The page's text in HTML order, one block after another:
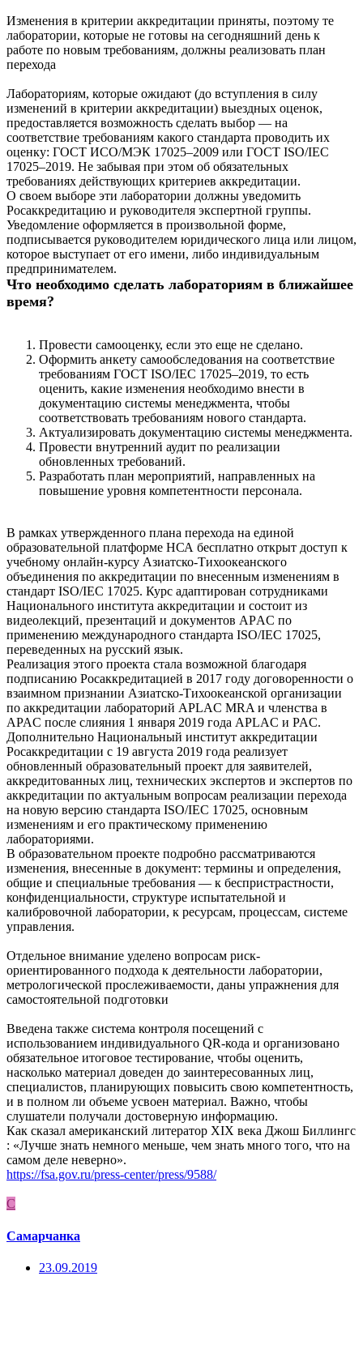
Изменения в критерии аккредитации приняты, поэтому те
лаборатории, которые не готовы на сегодняшний день к
работе по новым требованиям, должны реализовать план
перехода
Лабораториям, которые ожидают (до вступления в силу
изменений в критерии аккредитации) выездных оценок,
предоставляется возможность сделать выбор — на
соответствие требованиям какого стандарта проводить их
оценку: ГОСТ ИСО/МЭК 17025–2009 или ГОСТ ISO/IEC
17025–2019. Не забывая при этом об обязательных
требованиях действующих критериев аккредитации.
О своем выборе эти лаборатории должны уведомить
Росаккредитацию и руководителя экспертной группы.
Уведомление оформляется в произвольной форме,
подписывается руководителем юридического лица или лицом,
которое выступает от его имени, либо индивидуальным
предпринимателем.
Что необходимо сделать лабораториям в ближайшее
время?
Провести самооценку, если это еще не сделано.
Оформить анкету самообследования на соответствие
требованиям ГОСТ ISO/IEC 17025–2019, то есть
оценить, какие изменения необходимо внести в
документацию системы менеджмента, чтобы
соответствовать требованиям нового стандарта.
Актуализировать документацию системы менеджмента.
Провести внутренний аудит по реализации
обновленных требований.
Разработать план мероприятий, направленных на
повышение уровня компетентности персонала.
В рамках утвержденного плана перехода на единой
образовательной платформе НСА бесплатно открыт доступ к
учебному онлайн-курсу Азиатско-Тихоокеанского
объединения по аккредитации по внесенным изменениям в
стандарт ISO/IEC 17025. Курс адаптирован сотрудниками
Национального института аккредитации и состоит из
видеолекций, презентаций и документов АРAC по
применению международного стандарта ISO/IEC 17025,
переведенных на русский язык.
Реализация этого проекта стала возможной благодаря
подписанию Росаккредитацией в 2017 году договоренности о
взаимном признании Азиатско-Тихоокеанской организации
по аккредитации лабораторий APLAC MRA и членства в
APAC после слияния 1 января 2019 года APLAC и PAC.
Дополнительно Национальный институт аккредитации
Росаккредитации с 19 августа 2019 года реализует
обновленный образовательный проект для заявителей,
аккредитованных лиц, технических экспертов и экспертов по
аккредитации по актуальным вопросам реализации перехода
на новую версию стандарта ISO/IEC 17025, основным
изменениям и его практическому применению
лабораториями.
В образовательном проекте подробно рассматриваются
изменения, внесенные в документ: термины и определения,
общие и специальные требования — к беспристрастности,
конфиденциальности, структуре испытательной и
калибровочной лаборатории, к ресурсам, процессам, системе
управления.
Отдельное внимание уделено вопросам риск-
ориентированного подхода к деятельности лаборатории,
метрологической прослеживаемости, даны упражнения для
самостоятельной подготовки
Введена также система контроля посещений с
использованием индивидуального QR-кода и организовано
обязательное итоговое тестирование, чтобы оценить,
насколько материал доведен до заинтересованных лиц,
специалистов, планирующих повысить свою компетентность,
и в полном ли объеме усвоен материал. Важно, чтобы
слушатели получали достоверную информацию.
Как сказал американский литератор XIX века Джош Биллингс
: «Лучше знать немного меньше, чем знать много того, что на
самом деле неверно».
https://fsa.gov.ru/press-center/press/9588/
С
Самарчанка
23.09.2019